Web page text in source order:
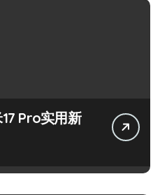
Pro实用新